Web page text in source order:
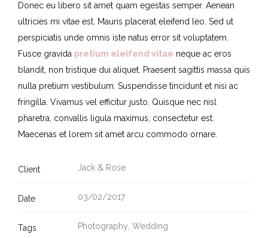
Donec eu libero sit amet quam egestas semper. Aenean
ultricies mi vitae est. Mauris placerat eleifend leo. Sed ut
perspiciatis unde omnis iste natus error sit voluptatem.
Fusce gravida pretium eleifend vitae neque ac eros
blandit, non tristique dui aliquet. Praesent sagittis massa quis
nulla pretium vestibulum. Suspendisse tincidunt et nisi ac
fringilla. Vivamus vel efficitur justo. Quisque nec nisl
pharetra, convallis ligula maximus, consectetur est.
Maecenas et lorem sit amet arcu commodo ornare.
Client Jack & Rose
Date 03/02/2017
Tags Photography Wedding